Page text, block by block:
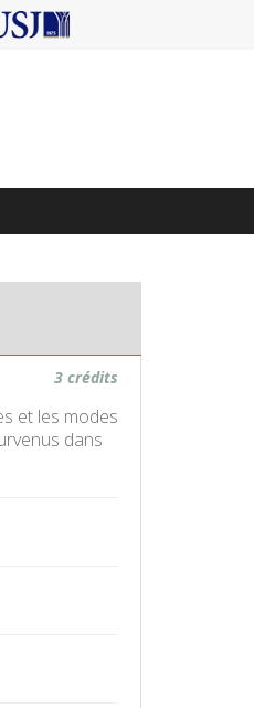
3 crédits
et les modes
dans